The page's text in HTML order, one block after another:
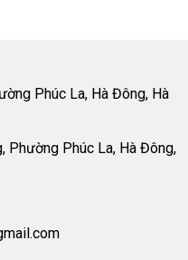
Phúc La, Hà Đông, Hà
Phường Phúc La, Hà Đông,